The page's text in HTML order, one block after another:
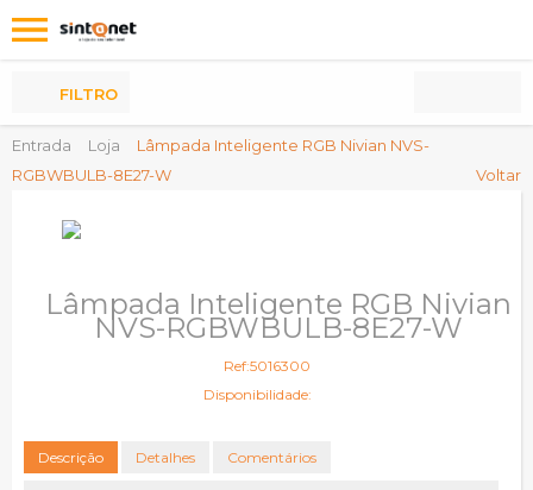
Entrada Loja
Lâmpada Inteligente RGB Nivian NVS-
RGBWBULB-8E27-W
Voltar
FILTRO
Lâmpada Inteligente RGB Nivian
NVS-RGBWBULB-8E27-W
Ref:5016300
Disponibilidade:
Descrição Detalhes Comentários